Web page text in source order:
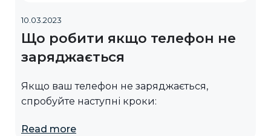
10.03.2023
Що робити якщо телефон не
заряджається
Якщо ваш телефон не заряджається,
спробуйте наступні кроки:
Read more